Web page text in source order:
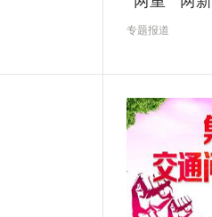
专题报道